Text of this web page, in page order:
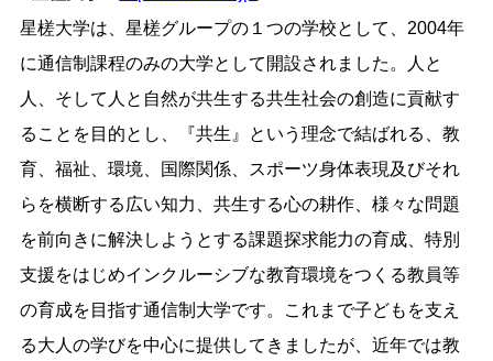
星槎大学は、星槎グループの１つの学校として、2004年
に通信制課程のみの大学として開設されました。人と
人、そして人と自然が共生する共生社会の創造に貢献す
ることを目的とし、『共生』という理念で結ばれる、教
育、福祉、環境、国際関係、スポーツ身体表現及びそれ
らを横断する広い知力、共生する心の耕作、様々な問題
を前向きに解決しようとする課題探求能力の育成、特別
支援をはじめインクルーシブな教育環境をつくる教員等
の育成を目指す通信制大学です。これまで子どもを支え
る大人の学びを中心に提供してきましたが、近年では教